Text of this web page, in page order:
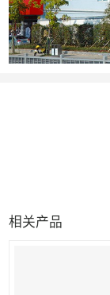
相关产品